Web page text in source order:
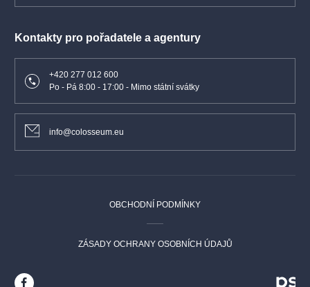
Kontakty pro pořadatele a agentury
+420 277 012 600
Po - Pá 8:00 - 17:00 - Mimo státní svátky
info@colosseum.eu
OBCHODNÍ PODMÍNKY
ZÁSADY OCHRANY OSOBNÍCH ÚDAJŮ